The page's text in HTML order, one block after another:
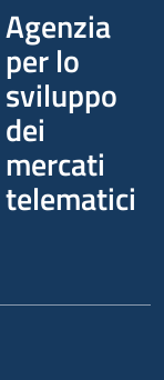
Agenzia
per lo
sviluppo
dei
mercati
telematici